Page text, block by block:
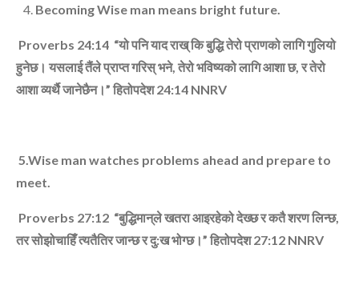
Becoming Wise man means bright future.
Proverbs 24:14 “यो पनि याद राख्‌ कि बुद्धि तेरो प्राणको लागि गुलियो
हुनेछ। यसलाई तैंले प्राप्‍त गरिस्‌ भने, तेरो भविष्‍यको लागि आशा छ, र तेरो
आशा व्‍यर्थै जानेछैन।” हितोपदेश 24:14 NNRV
5.Wise man watches problems ahead and prepare to
meet.
Proverbs 27:12 “बुद्धिमान्‌ले खतरा आइरहेको देख्‍छ र कतै शरण लिन्‍छ,
तर सोझोचाहिँ त्‍यतैतिर जान्‍छ र दु:ख भोग्‍छ।” हितोपदेश 27:12 NNRV